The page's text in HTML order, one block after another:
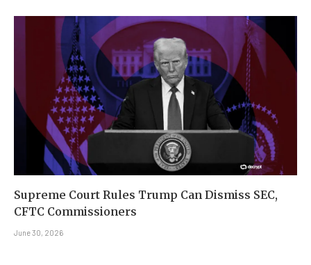
Supreme Court Rules Trump Can Dismiss SEC,
CFTC Commissioners
June 30, 2026